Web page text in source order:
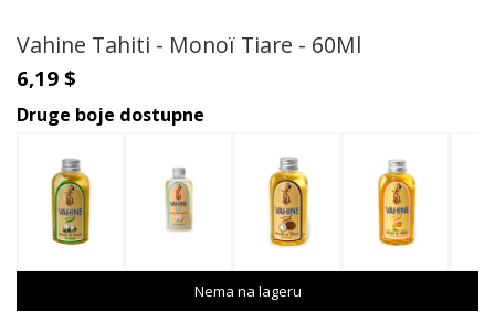
Vahine Tahiti - Monoï Tiare - 60Ml
6,19 $
Druge boje dostupne
Nema na lageru